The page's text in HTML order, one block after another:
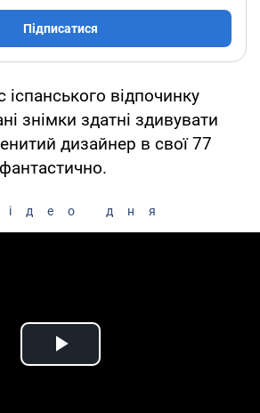
Підписатися
іспанського відпочинку
знімки здатні здивувати
дизайнер в свої 77
дня
Play Video